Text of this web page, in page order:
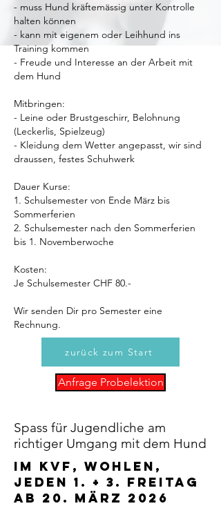
- muss Hund kräftemässig unter Kontrolle
halten können
- kann mit eigenem oder Leihhund ins
Training kommen
- Freude und Interesse an der Arbeit mit
dem Hund
Mitbringen:
- Leine oder Brustgeschirr, Belohnung
(Leckerlis, Spielzeug)
- Kleidung dem Wetter angepasst, wir sind
draussen, festes Schuhwerk
Dauer Kurse:
1. Schulsemester von Ende März bis
Sommerferien
2. Schulsemester nach den Sommerferien
bis 1. Novemberwoche
Kosten:
Je Schulsemester CHF 80.-
Wir senden Dir pro Semester eine
Rechnung.
zurück zum Start
Anfrage Probelektion
Spass für Jugendliche am
richtiger Umgang mit dem Hund
im KVF, wohlen,
jeden 1. + 3. Freitag
ab 20. märz 2026